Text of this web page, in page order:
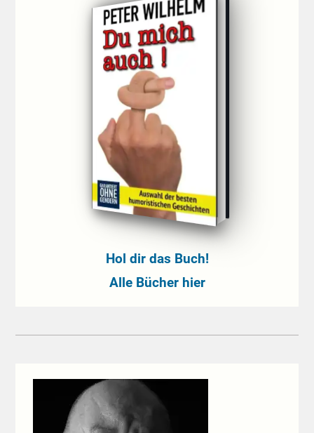
Hol dir das Buch!
Alle Bücher hier